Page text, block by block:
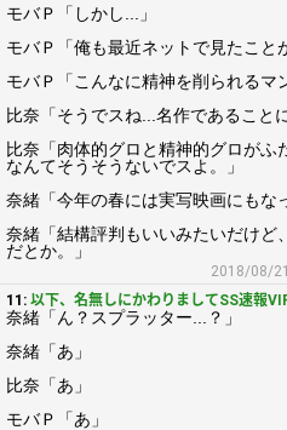
モバＰ「しかし...」
モバＰ「俺も最近ネットで見たこと
モバＰ「こんなに精神を削られるマ
比奈「そうでスね...名作であること
比奈「肉体的グロと精神的グロが
なんてそうそうないでスよ。」
奈緒「今年の春には実写映画にもな
奈緒「結構評判もいいみたいだけど
だとか。」
2018/08/
11: 以下、名無しにかわりましてSS速報
奈緒「ん？スプラッター...？」
奈緒「あ」
比奈「あ」
モバＰ「あ」